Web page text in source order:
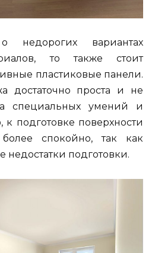
недорогих вариантах
то также стоит
пластиковые панели.
достаточно проста и не
специальных умений и
к подготовке поверхности
спокойно, так как
недостатки подготовки.